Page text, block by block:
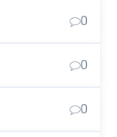
0
0
0